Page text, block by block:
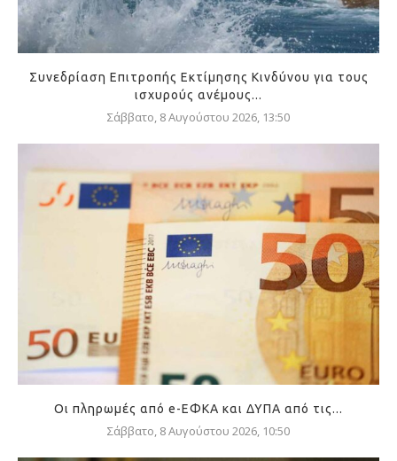
Συνεδρίαση Επιτροπής Εκτίμησης Κινδύνου για τους
ισχυρούς ανέμους...
Σάββατο, 8 Αυγούστου 2026, 13:50
Οι πληρωμές από e-ΕΦΚΑ και ΔΥΠΑ από τις...
Σάββατο, 8 Αυγούστου 2026, 10:50